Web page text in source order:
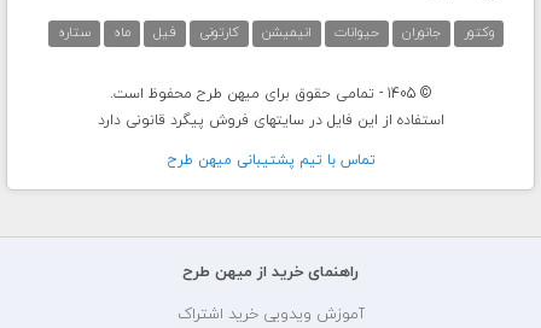
وکتور جانوران حیوانات انیمیشن کارتونی فیل ماه ستاره
© 1405 - تمامی حقوق برای میهن طرح محفوظ است.
استفاده از این فایل در سایتهای فروش پیگرد قانونی دارد
تماس با تيم پشتيبانی ميهن طرح
راهنمای خرید از میهن طرح
آموزش ویدویی خرید اشتراک